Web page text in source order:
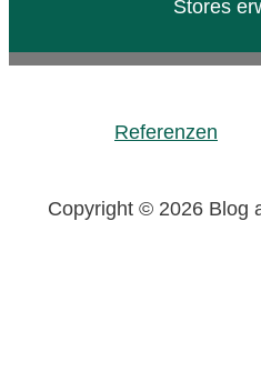
Stores
Referenzen
Copyright © 2026 Blog